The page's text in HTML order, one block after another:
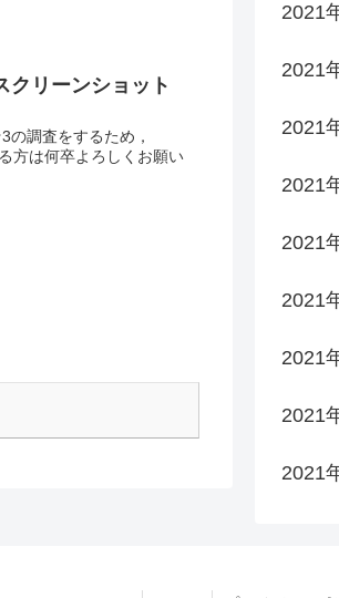
クリーンショット
の調査をするため，
方は何卒よろしくお願い
2021
2021
2021
2021
2021
2021
2021
2021
2021